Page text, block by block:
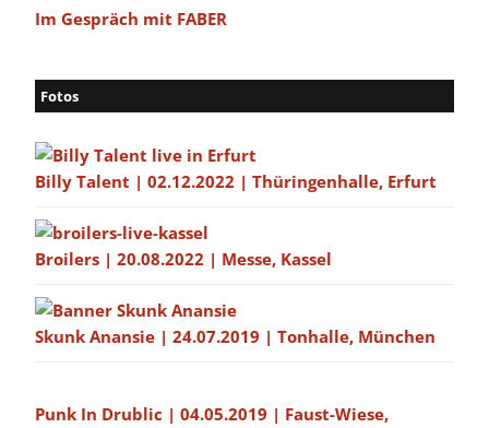
Im Gespräch mit FABER
Fotos
Billy Talent | 02.12.2022 | Thüringenhalle, Erfurt
Broilers | 20.08.2022 | Messe, Kassel
Skunk Anansie | 24.07.2019 | Tonhalle, München
Punk In Drublic | 04.05.2019 | Faust-Wiese,